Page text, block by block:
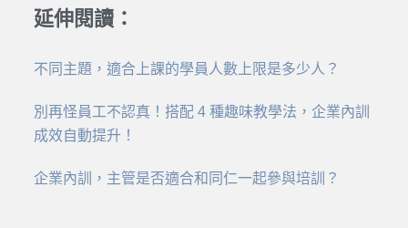
延伸閱讀：
不同主題，適合上課的學員人數上限是多少人？
別再怪員工不認真！搭配 4 種趣味教學法，企業內訓
成效自動提升！
企業內訓，主管是否適合和同仁一起參與培訓？